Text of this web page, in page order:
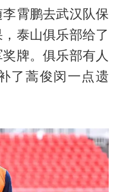
霄鹏去武汉队保
泰山俱乐部给了
牌。俱乐部有人
了蒿俊闵一点遗